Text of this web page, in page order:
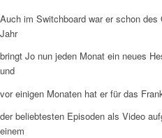
Auch im Switchboard war er schon
Jahr
bringt Jo nun jeden Monat ein neues
und
vor einigen Monaten hat er für das
der beliebtesten Episoden als Video
einem